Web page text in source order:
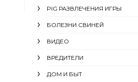
PIG РАЗВЛЕЧЕНИЯ ИГРЫ
БОЛЕЗНИ СВИНЕЙ
ВИДЕО
ВРЕДИТЕЛИ
ДОМ И БЫТ